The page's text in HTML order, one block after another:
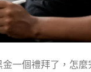
金一個禮拜了，怎麼